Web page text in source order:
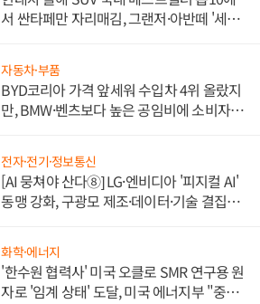
서 싼타페만 자리매김, 그랜저·아반떼 '세단
자동차·부품
BYD코리아 가격 앞세워 수입차 4위 올랐지
만, BMW·벤츠보다 높은 공임비에 소비자
전자·전기·정보통신
[AI 뭉쳐야 산다⑧] LG·엔비디아 '피지컬 AI'
동맹 강화, 구광모 제조·데이터·기술 결집
화학·에너지
'한수원 협력사' 미국 오클로 SMR 연구용 원
자로 '임계 상태' 도달, 미국 에너지부 "중요